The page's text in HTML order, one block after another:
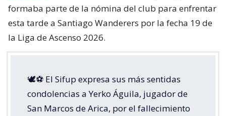
formaba parte de la nómina del club para enfrentar
esta tarde a Santiago Wanderers por la fecha 19 de
la Liga de Ascenso 2026.
🕊️⚽ El Sifup expresa sus más sentidas
condolencias a Yerko Águila, jugador de
San Marcos de Arica, por el fallecimiento